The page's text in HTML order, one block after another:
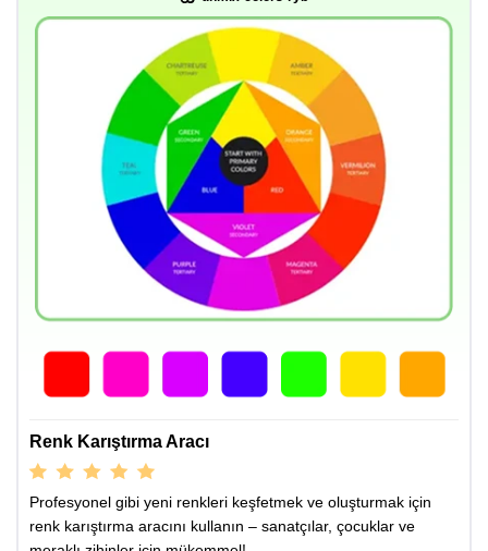
Renk Karıştırma Aracı
Profesyonel gibi yeni renkleri keşfetmek ve oluşturmak için
renk karıştırma aracını kullanın – sanatçılar, çocuklar ve